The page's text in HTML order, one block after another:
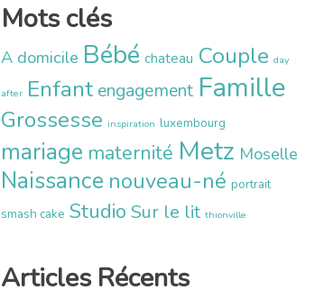
Mots clés
A domicile Bébé chateau Couple day
after Enfant engagement Famille
Grossesse inspiration luxembourg
mariage maternité Metz Moselle
Naissance nouveau-né portrait
smash cake Studio Sur le lit thionville
Articles Récents